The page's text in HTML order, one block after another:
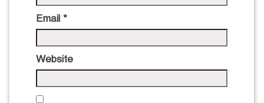
Email *
Website